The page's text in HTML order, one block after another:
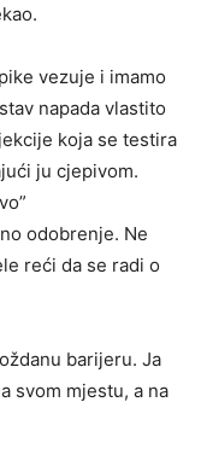
vezuje i imamo
napada vlastito
koja se testira
ju cjepivom.
odobrenje. Ne
reći da se radi o
barijeru. Ja
svom mjestu, a na